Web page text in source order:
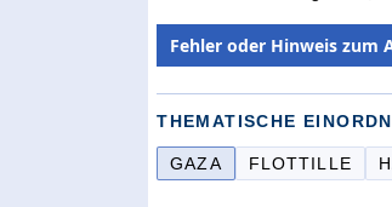
Fehler oder Hinweis zum
THEMATISCHE
GAZA FLOTTILLE